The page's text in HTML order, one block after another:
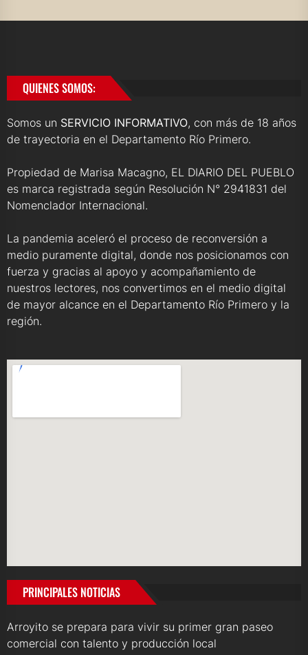
QUIENES SOMOS:
Somos un SERVICIO INFORMATIVO, con más de 18 años
de trayectoria en el Departamento Río Primero.
Propiedad de Marisa Macagno, EL DIARIO DEL PUEBLO
es marca registrada según Resolución N° 2941831 del
Nomenclador Internacional.
La pandemia aceleró el proceso de reconversión a
medio puramente digital, donde nos posicionamos con
fuerza y gracias al apoyo y acompañamiento de
nuestros lectores, nos convertimos en el medio digital
de mayor alcance en el Departamento Río Primero y la
región.
PRINCIPALES NOTICIAS
Arroyito se prepara para vivir su primer gran paseo
comercial con talento y producción local